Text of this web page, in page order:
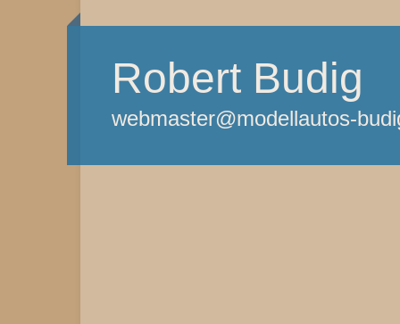
Robert Budig
webmaster@modellautos-